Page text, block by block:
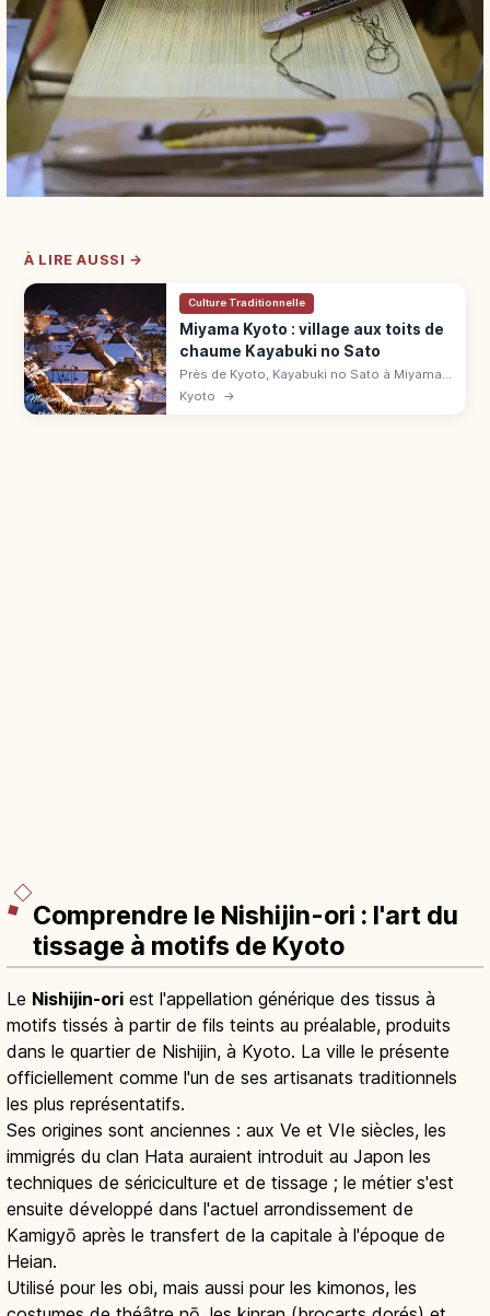
À LIRE AUSSI →
Culture Traditionnelle
Miyama Kyoto : village aux toits de
chaume Kayabuki no Sato
Près de Kyoto, Kayabuki no Sato à Miyama
compte 39 chaumières sur 50 maisons.
Musée, parking, accès en bus depuis
Kyoto →
Comprendre le Nishijin-ori : l'art du
tissage à motifs de Kyoto
Le Nishijin-ori est l'appellation générique des tissus à
motifs tissés à partir de fils teints au préalable, produits
dans le quartier de Nishijin, à Kyoto. La ville le présente
officiellement comme l'un de ses artisanats traditionnels
les plus représentatifs.
Ses origines sont anciennes : aux Ve et VIe siècles, les
immigrés du clan Hata auraient introduit au Japon les
techniques de sériciculture et de tissage ; le métier s'est
ensuite développé dans l'actuel arrondissement de
Kamigyō après le transfert de la capitale à l'époque de
Heian.
Utilisé pour les obi, mais aussi pour les kimonos, les